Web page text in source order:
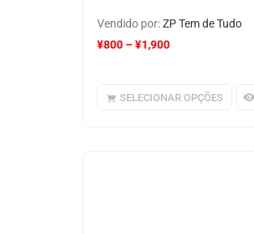
Vendido por:ZP Tem de Tudo
¥800 –¥1,900
SELECIONAR OPÇÕES